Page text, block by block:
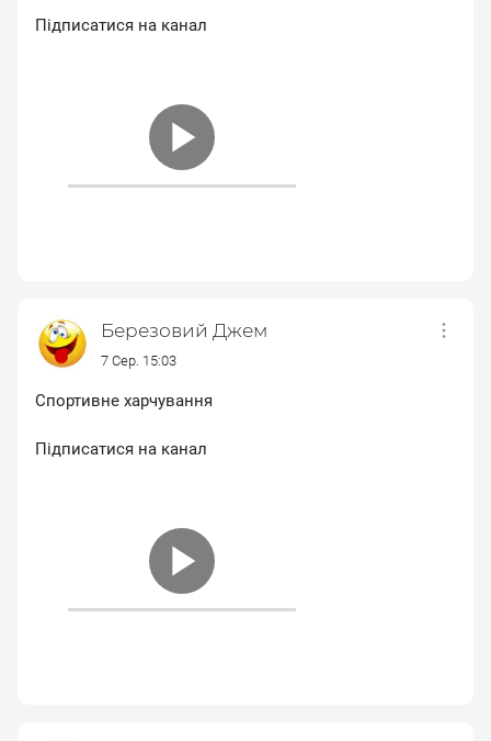
Підписатися на канал
Березовий Джем
7 Сер. 15:03
Спортивне харчування
Підписатися на канал